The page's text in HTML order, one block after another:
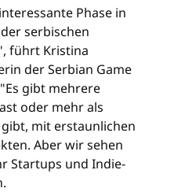
Phase in
serbischen
führt Kristina
der Serbian Game
gibt mehrere
oder mehr als
mit erstaunlichen
Aber wir sehen
Startups und Indie-